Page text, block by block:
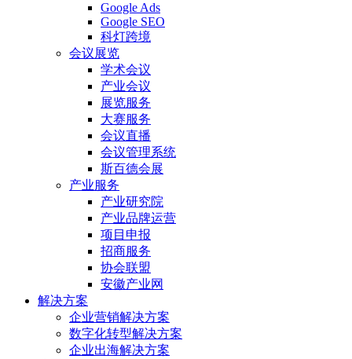
Google Ads
Google SEO
科灯跨境
会议展览
学术会议
产业会议
展览服务
大赛服务
会议直播
会议管理系统
斯百德会展
产业服务
产业研究院
产业品牌运营
项目申报
招商服务
协会联盟
安徽产业网
解决方案
企业营销解决方案
数字化转型解决方案
企业出海解决方案